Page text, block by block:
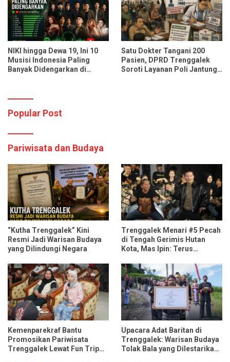
NIKI hingga Dewa 19, Ini 10
Musisi Indonesia Paling
Banyak Didengarkan di
Satu Dokter Tangani 200
Pasien, DPRD Trenggalek
Soroti Layanan Poli Jantung
Popular Post
Pariwisata dan Budaya
“Kutha Trenggalek” Kini
Resmi Jadi Warisan Budaya
yang Dilindungi Negara
Trenggalek Menari #5 Pecah
di Tengah Gerimis Hutan
Kota, Mas Ipin: Terus
Kemenparekraf Bantu
Promosikan Pariwisata
Trenggalek Lewat Fun Trip
Upacara Adat Baritan di
Trenggalek: Warisan Budaya
Tolak Bala yang Dilestarikan